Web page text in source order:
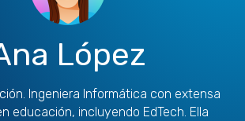
López
Ingeniera Informática con extensa
educación, incluyendo EdTech. Ella